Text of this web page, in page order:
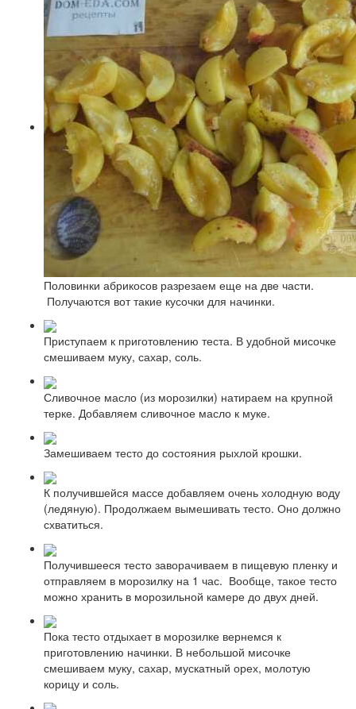
Половинки абрикосов разрезаем еще на две части.
Получаются вот такие кусочки для начинки.
Приступаем к приготовлению теста. В удобной мисочке
смешиваем муку, сахар, соль.
Сливочное масло (из морозилки) натираем на крупной
терке. Добавляем сливочное масло к муке.
Замешиваем тесто до состояния рыхлой крошки.
К получившейся массе добавляем очень холодную воду
(ледяную). Продолжаем вымешивать тесто. Оно должно
схватиться.
Получившееся тесто заворачиваем в пищевую пленку и
отправляем в морозилку на 1 час. Вообще, такое тесто
можно хранить в морозильной камере до двух дней.
Пока тесто отдыхает в морозилке вернемся к
приготовлению начинки. В небольшой мисочке
смешиваем муку, сахар, мускатный орех, молотую
корицу и соль.